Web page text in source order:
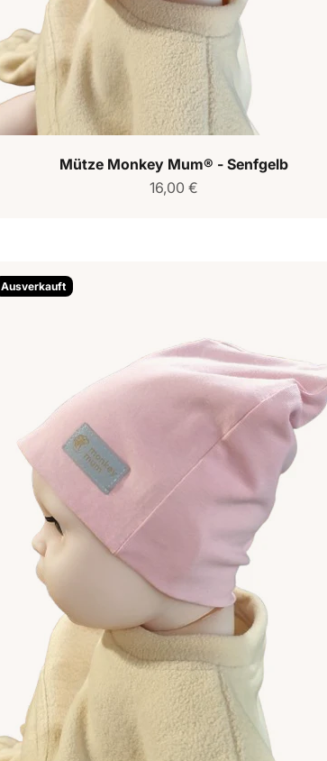
Mütze Monkey Mum® - Senfgelb
Verkaufspreis
16,00 €
Ausverkauft